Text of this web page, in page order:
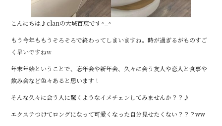
こんにちは♪clanの大城百恵です^_^
もう今年ももうそろそろで終わってしまいますね。時が過ぎるがものすご
く早いですねw
年末年始ということで、忘年会や新年会、久々に会う友人や恋人と食事や
飲み会など色々あると思います！
そんな久々に会う人に驚くようなイメチェンしてみませんか？？♪
エクステつけてロングになって可愛くなった自分見せたくない？？？ww